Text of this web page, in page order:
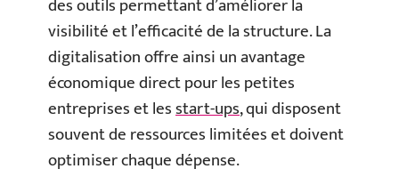
visibilité et l’efficacité de la structure. La
digitalisation offre ainsi un avantage
économique direct pour les petites
entreprises et lesstart-ups, qui disposent
souvent de ressources limitées et doivent
optimiser chaque dépense.